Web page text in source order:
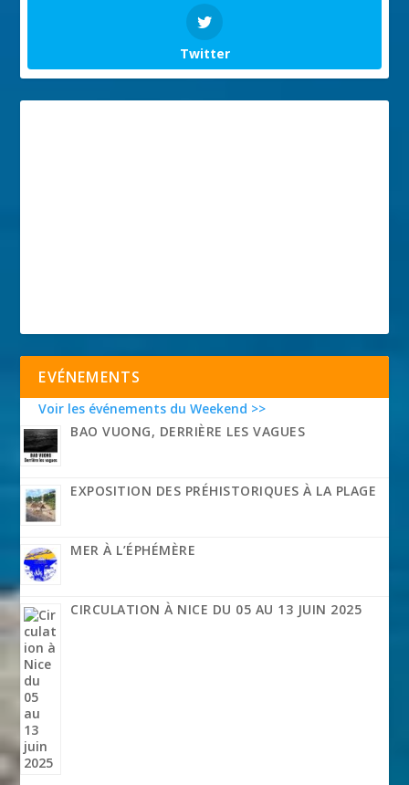
Twitter
EVÉNEMENTS
Voir les événements du Weekend >>
BAO VUONG, DERRIÈRE LES VAGUES
EXPOSITION DES PRÉHISTORIQUES À LA PLAGE
MER À L’ÉPHÉMÈRE
CIRCULATION À NICE DU 05 AU 13 JUIN 2025